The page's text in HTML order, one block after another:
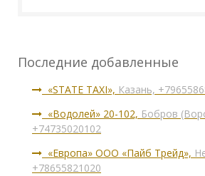
Последние добавленные
«STATE TAXI», Казань,
«Водолей» 20-102, Бобров
+74735020102
«Европа» ООО «Пайб Трейд»,
+78655821020